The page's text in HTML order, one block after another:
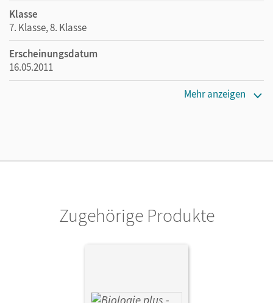
Klasse
7. Klasse, 8. Klasse
Erscheinungsdatum
16.05.2011
Hampl, Udo; Gräbe, Gabriele; Freiman, Thomas; Bruns,
Mehr anzeigen
Zugehörige Produkte